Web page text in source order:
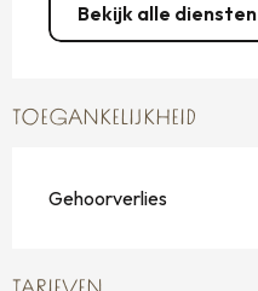
Bekijk alle diensten
TOEGANKELIJKHEID
Gehoorverlies